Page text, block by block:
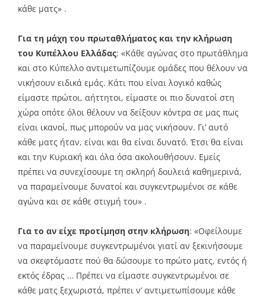
κάθε ματς» .
Για τη μάχη του πρωταθλήματος και την κλήρωση
του Κυπέλλου Ελλάδας: «Κάθε αγώνας στο πρωτάθλημα
και στο Κύπελλο αντιμετωπίζουμε ομάδες που θέλουν να
νικήσουν ειδικά εμάς. Κάτι που είναι λογικό καθώς
είμαστε πρώτοι, αήττητοι, είμαστε οι πιο δυνατοί στη
χώρα οπότε όλοι θέλουν να δείξουν κόντρα σε μας πως
είναι ικανοί, πως μπορούν να μας νικήσουν. Γι’ αυτό
κάθε ματς ήταν, είναι και θα είναι δυνατό. Έτσι θα είναι
και την Κυριακή και όλα όσα ακολουθήσουν. Εμείς
πρέπει να συνεχίσουμε τη σκληρή δουλειά καθημερινά,
να παραμείνουμε δυνατοί και συγκεντρωμένοι σε κάθε
αγώνα και σε κάθε στιγμή του» .
Για το αν είχε προτίμηση στην κλήρωση: «Οφείλουμε
να παραμείνουμε συγκεντρωμένοι γιατί αν ξεκινήσουμε
να σκεφτόμαστε πού θα δώσουμε το πρώτο ματς, εντός ή
εκτός έδρας … Πρέπει να είμαστε συγκεντρωμένοι σε
κάθε ματς ξεχωριστά, πρέπει ν’ αντιμετωπίσουμε κάθε